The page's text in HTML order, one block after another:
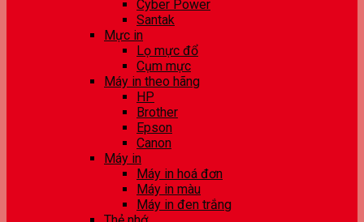
Cyber Power
Santak
Mực in
Lọ mực đổ
Cụm mực
Máy in theo hãng
HP
Brother
Epson
Canon
Máy in
Máy in hoá đơn
Máy in màu
Máy in đen trắng